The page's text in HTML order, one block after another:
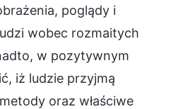
poglądy i
wobec rozmaitych
w pozytywnym
iż ludzie przyjmą
oraz właściwe